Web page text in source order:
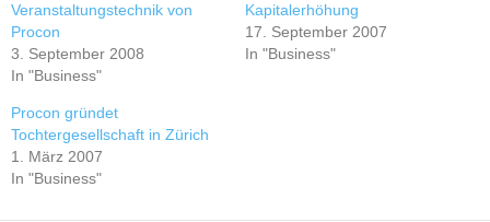
Veranstaltungstechnik von
Procon
3. September 2008
In "Business"
Kapitalerhöhung
17. September 2007
In "Business"
Procon gründet
Tochtergesellschaft in Zürich
1. März 2007
In "Business"